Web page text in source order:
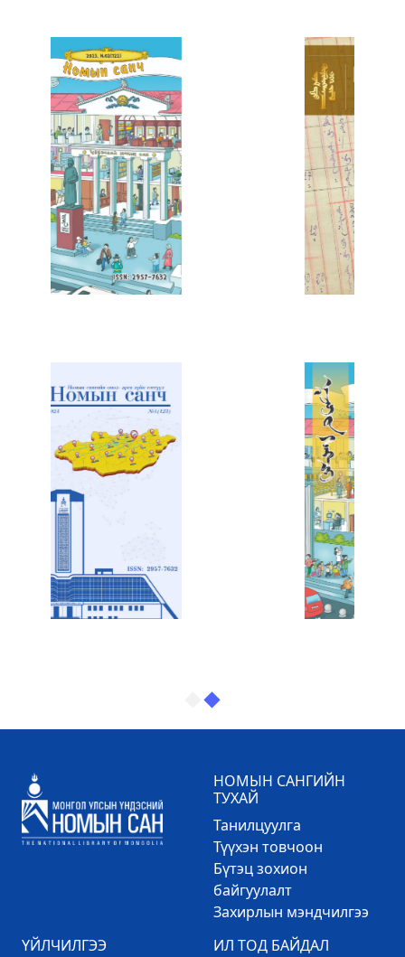
НОМЫН САНГИЙН
ТУХАЙ
Танилцуулга
Түүхэн товчоон
Бүтэц зохион
байгуулалт
Захирлын мэндчилгээ
ҮЙЛЧИЛГЭЭ
ИЛ ТОД БАЙДАЛ